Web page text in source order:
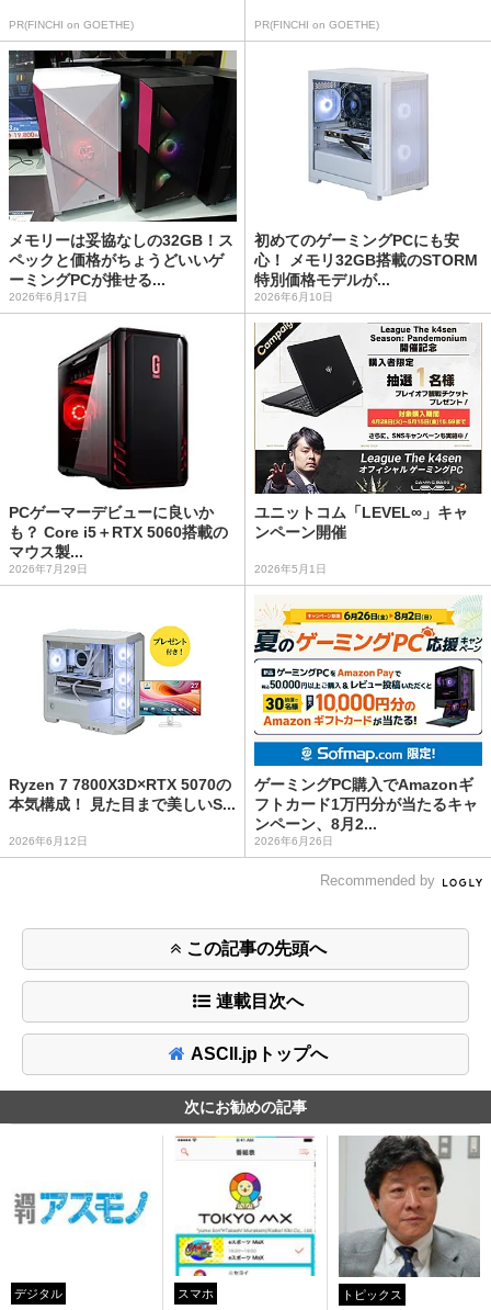
PR(FINCHI on GOETHE) PR(FINCHI on GOETHE)
メモリーは妥協なしの32GB！ス
ペックと価格がちょうどいいゲ
ーミングPCが推せる...
2026年6月17日
初めてのゲーミングPCにも安
心！ メモリ32GB搭載のSTORM
特別価格モデルが...
2026年6月10日
PCゲーマーデビューに良いか
も？ Core i5＋RTX 5060搭載の
マウス製...
2026年7月29日
ユニットコム「LEVEL∞」キャ
ンペーン開催
2026年5月1日
Ryzen 7 7800X3D×RTX 5070の
本気構成！ 見た目まで美しいS...
2026年6月12日
ゲーミングPC購入でAmazonギ
フトカード1万円分が当たるキャ
ンペーン、8月2...
2026年6月26日
Recommended by
この記事の先頭へ
連載目次へ
ASCII.jpトップへ
次にお勧めの記事
デジタル スマホ トピックス